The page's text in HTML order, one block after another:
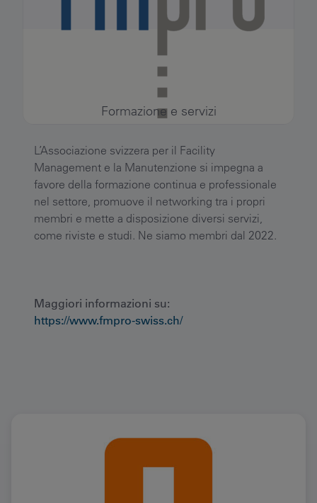
Formazione e servizi
L’Associazione svizzera per il Facility
Management e la Manutenzione si impegna a
favore della formazione continua e professionale
nel settore, promuove il networking tra i propri
membri e mette a disposizione diversi servizi,
come riviste e studi. Ne siamo membri dal 2022.
Maggiori informazioni su:
https://www.fmpro-swiss.ch/